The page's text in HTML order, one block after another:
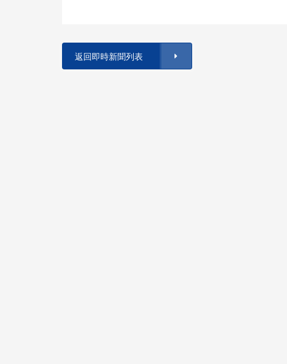
返回即時新聞列表